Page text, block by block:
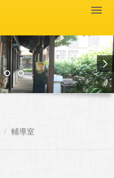
輔導室